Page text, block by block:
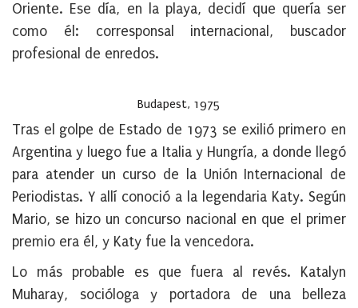
Oriente. Ese día, en la playa, decidí que quería ser
como él: corresponsal internacional, buscador
profesional de enredos.
Budapest, 1975
Tras el golpe de Estado de 1973 se exilió primero en
Argentina y luego fue a Italia y Hungría, a donde llegó
para atender un curso de la Unión Internacional de
Periodistas. Y allí conoció a la legendaria Katy. Según
Mario, se hizo un concurso nacional en que el primer
premio era él, y Katy fue la vencedora.
Lo más probable es que fuera al revés. Katalyn
Muharay, socióloga y portadora de una belleza